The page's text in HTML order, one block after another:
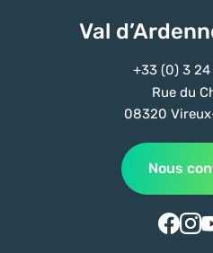
Val
+33 (0) 3
Rue du
08320
Nous
Suivez-